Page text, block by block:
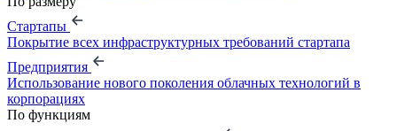
Стартапы
Покрытие всех инфраструктурных требований стартапа
Предприятия
Использование нового поколения облачных технологий в
корпорациях
По функциям